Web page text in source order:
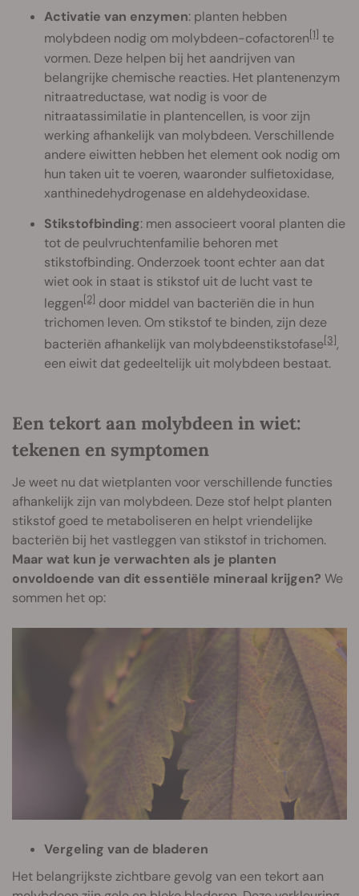
Activatie van enzymen: planten hebben
molybdeen nodig om molybdeen-cofactoren[1] te
vormen. Deze helpen bij het aandrijven van
belangrijke chemische reacties. Het plantenenzym
nitraatreductase, wat nodig is voor de
nitraatassimilatie in plantencellen, is voor zijn
werking afhankelijk van molybdeen. Verschillende
andere eiwitten hebben het element ook nodig om
hun taken uit te voeren, waaronder sulfietoxidase,
xanthinedehydrogenase en aldehydeoxidase.
Stikstofbinding: men associeert vooral planten die
tot de peulvruchtenfamilie behoren met
stikstofbinding. Onderzoek toont echter aan dat
wiet ook in staat is stikstof uit de lucht vast te
leggen[2] door middel van bacteriën die in hun
trichomen leven. Om stikstof te binden, zijn deze
bacteriën afhankelijk van molybdeenstikstofase[3],
een eiwit dat gedeeltelijk uit molybdeen bestaat.
Een tekort aan molybdeen in wiet:
tekenen en symptomen
Je weet nu dat wietplanten voor verschillende functies
afhankelijk zijn van molybdeen. Deze stof helpt planten
stikstof goed te metaboliseren en helpt vriendelijke
bacteriën bij het vastleggen van stikstof in trichomen.
Maar wat kun je verwachten als je planten
onvoldoende van dit essentiële mineraal krijgen? We
sommen het op:
Vergeling van de bladeren
Het belangrijkste zichtbare gevolg van een tekort aan